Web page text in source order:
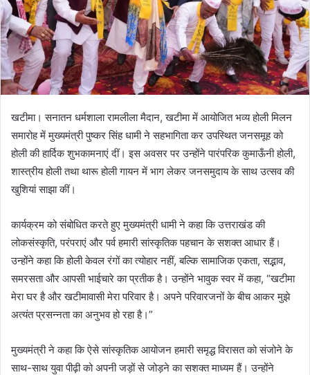
m
a
खटीमा। सनातन धर्मशाला रामलीला मैदान, खटीमा में आयोजित भव्य होली मिलन
समारोह में मुख्यमंत्री पुष्कर सिंह धामी ने सहभागिता कर उपस्थित जनसमूह को
होली की हार्दिक शुभकामनाएं दीं। इस अवसर पर उन्होंने पारंपरिक कुमाऊँनी होली,
शास्त्रीय होली तथा थारू होली गायन में भाग लेकर जनसमुदाय के साथ उत्सव की
खुशियां साझा कीं।
कार्यक्रम को संबोधित करते हुए मुख्यमंत्री धामी ने कहा कि उत्तराखंड की
लोकसंस्कृति, परंपराएं और पर्व हमारी सांस्कृतिक पहचान के सशक्त आधार हैं।
उन्होंने कहा कि होली केवल रंगों का त्योहार नहीं, बल्कि सामाजिक एकता, सद्भाव,
समरसता और आपसी भाईचारे का प्रतीक है। उन्होंने भावुक स्वर में कहा, “खटीमा
मेरा घर है और खटीमावासी मेरा परिवार है। अपने परिवारजनों के बीच आकर मुझे
अत्यंत प्रसन्नता का अनुभव हो रहा है।”
मुख्यमंत्री ने कहा कि ऐसे सांस्कृतिक आयोजन हमारी समृद्ध विरासत को संजोने के
साथ-साथ युवा पीढ़ी को अपनी जड़ों से जोड़ने का सशक्त माध्यम हैं। उन्होंने